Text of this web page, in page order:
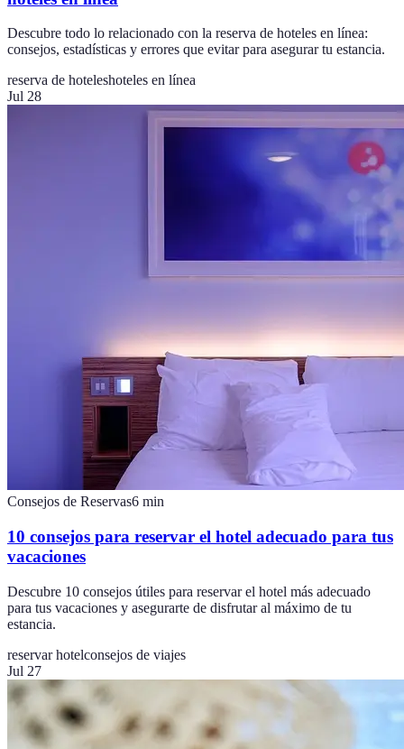
Descubre todo lo relacionado con la reserva de hoteles en línea:
consejos, estadísticas y errores que evitar para asegurar tu estancia.
reserva de hoteleshoteles en línea
Jul 28
Consejos de Reservas6 min
10 consejos para reservar el hotel adecuado para tus
vacaciones
Descubre 10 consejos útiles para reservar el hotel más adecuado
para tus vacaciones y asegurarte de disfrutar al máximo de tu
estancia.
reservar hotelconsejos de viajes
Jul 27